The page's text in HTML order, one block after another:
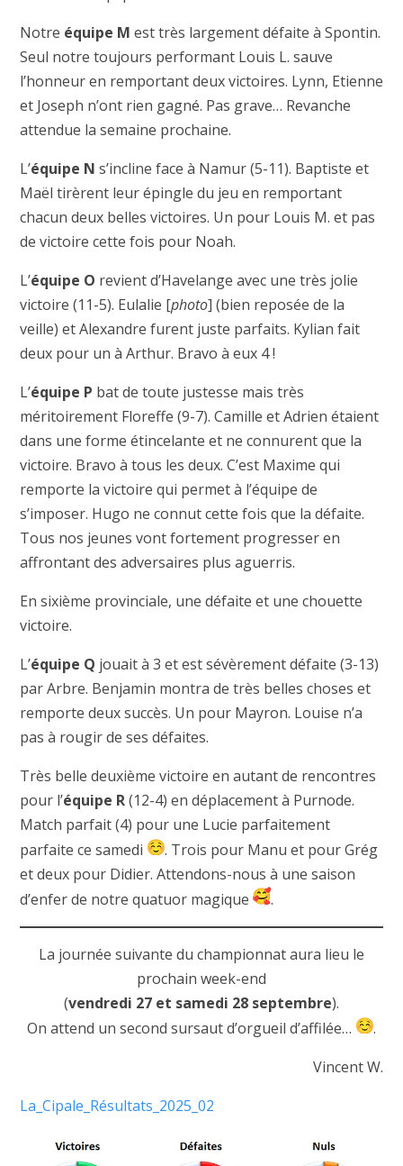
Notre équipe M est très largement défaite à Spontin.
Seul notre toujours performant Louis L. sauve
l’honneur en remportant deux victoires. Lynn, Etienne
et Joseph n’ont rien gagné. Pas grave… Revanche
attendue la semaine prochaine.
L’équipe N s’incline face à Namur (5-11). Baptiste et
Maël tirèrent leur épingle du jeu en remportant
chacun deux belles victoires. Un pour Louis M. et pas
de victoire cette fois pour Noah.
L’équipe O revient d’Havelange avec une très jolie
victoire (11-5). Eulalie [photo] (bien reposée de la
veille) et Alexandre furent juste parfaits. Kylian fait
deux pour un à Arthur. Bravo à eux 4 !
L’équipe P bat de toute justesse mais très
méritoirement Floreffe (9-7). Camille et Adrien étaient
dans une forme étincelante et ne connurent que la
victoire. Bravo à tous les deux. C’est Maxime qui
remporte la victoire qui permet à l’équipe de
s’imposer. Hugo ne connut cette fois que la défaite.
Tous nos jeunes vont fortement progresser en
affrontant des adversaires plus aguerris.
En sixième provinciale, une défaite et une chouette
victoire.
L’équipe Q jouait à 3 et est sévèrement défaite (3-13)
par Arbre. Benjamin montra de très belles choses et
remporte deux succès. Un pour Mayron. Louise n’a
pas à rougir de ses défaites.
Très belle deuxième victoire en autant de rencontres
pour l’équipe R(12-4) en déplacement à Purnode.
Match parfait (4) pour une Lucie parfaitement
parfaite ce samedi
. Trois pour Manu et pour Grég
et deux pour Didier. Attendons-nous à une saison
d’enfer de notre quatuor magique
.
La journée suivante du championnat aura lieu le
prochain week-end
(vendredi 27 et samedi 28 septembre).
On attend un second sursaut d’orgueil d’affilée…
.
Vincent W.
La_Cipale_Résultats_2025_02